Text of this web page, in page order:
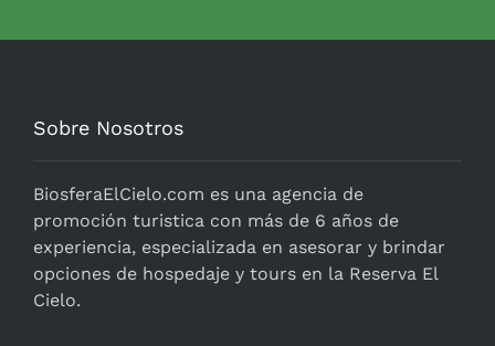
Sobre Nosotros
BiosferaElCielo.com es una agencia de
promoción turistica con más de 6 años de
experiencia, especializada en asesorar y brindar
opciones de hospedaje y tours en la Reserva El
Cielo.